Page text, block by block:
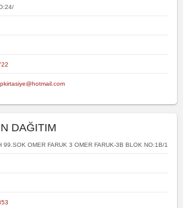
DAĞITIM
99.SOK OMER FARUK 3 OMER FARUK-3B BLOK NO:1B/1